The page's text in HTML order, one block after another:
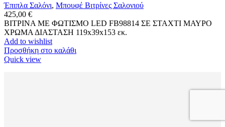
Έπιπλα Σαλόνι, Μπουφέ Βιτρίνες Σαλονιού
425,00 €
ΒΙΤΡΙΝΑ ΜΕ ΦΩΤΙΣΜΟ LED FB98814 ΣΕ ΣΤΑΧΤΙ ΜΑΥΡΟ
ΧΡΩΜΑ ΔΙΑΣΤΑΣΗ 119x39x153 εκ.
Add to wishlist
Προσθήκη στο καλάθι
Quick view